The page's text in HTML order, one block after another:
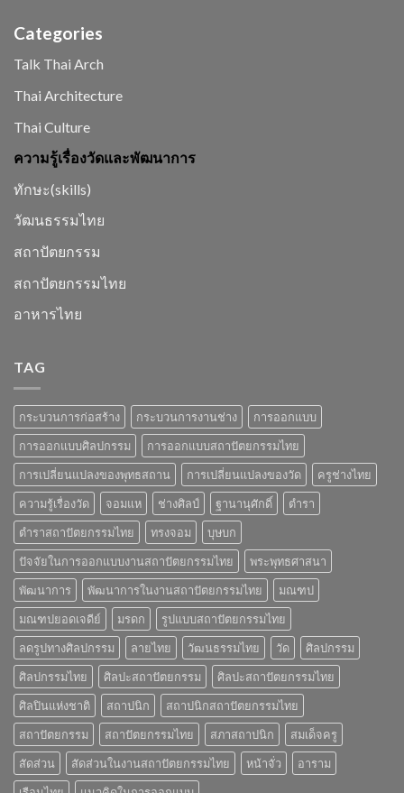
ของ
Categories
Talk Thai Arch
Thai Architecture
Thai Culture
ความรู้เรื่องวัดและพัฒนาการ
ทักษะ(skills)
วัฒนธรรมไทย
สถาปัตยกรรม
สถาปัตยกรรมไทย
อาหารไทย
TAG
กระบวนการก่อสร้าง กระบวนการงานช่าง
การออกแบบ
การออกแบบศิลปกรรม
การออกแบบสถาปัตยกรรมไทย
การเปลี่ยนแปลงของพุทธสถาน
การเปลี่ยนแปลงของวัด
ครูช่างไทย
ความรู้เรื่องวัด
จอมแห ช่างศิลป์ ฐานานุศักดิ์
ตำรา
ตำราสถาปัตยกรรมไทย
ทรงจอม
บุษบก
ปัจจัยในการออกแบบงานสถาปัตยกรรมไทย
พระพุทธศาสนา
พัฒนาการ
พัฒนาการในงานสถาปัตยกรรมไทย
มณฑป
มณฑปยอดเจดีย์
มรดก
รูปแบบสถาปัตยกรรมไทย
ลดรูปทางศิลปกรรม
ลายไทย วัฒนธรรมไทย วัด
ศิลปกรรม
ศิลปกรรมไทย
ศิลปะสถาปัตยกรรม
ศิลปะสถาปัตยกรรมไทย
ศิลปินแห่งชาติ
สถาปนิก
สถาปนิกสถาปัตยกรรมไทย
สถาปัตยกรรม
สถาปัตยกรรมไทย สภาสถาปนิก
สมเด็จครู
สัดส่วน
สัดส่วนในงานสถาปัตยกรรมไทย หน้าจั่ว
อาราม